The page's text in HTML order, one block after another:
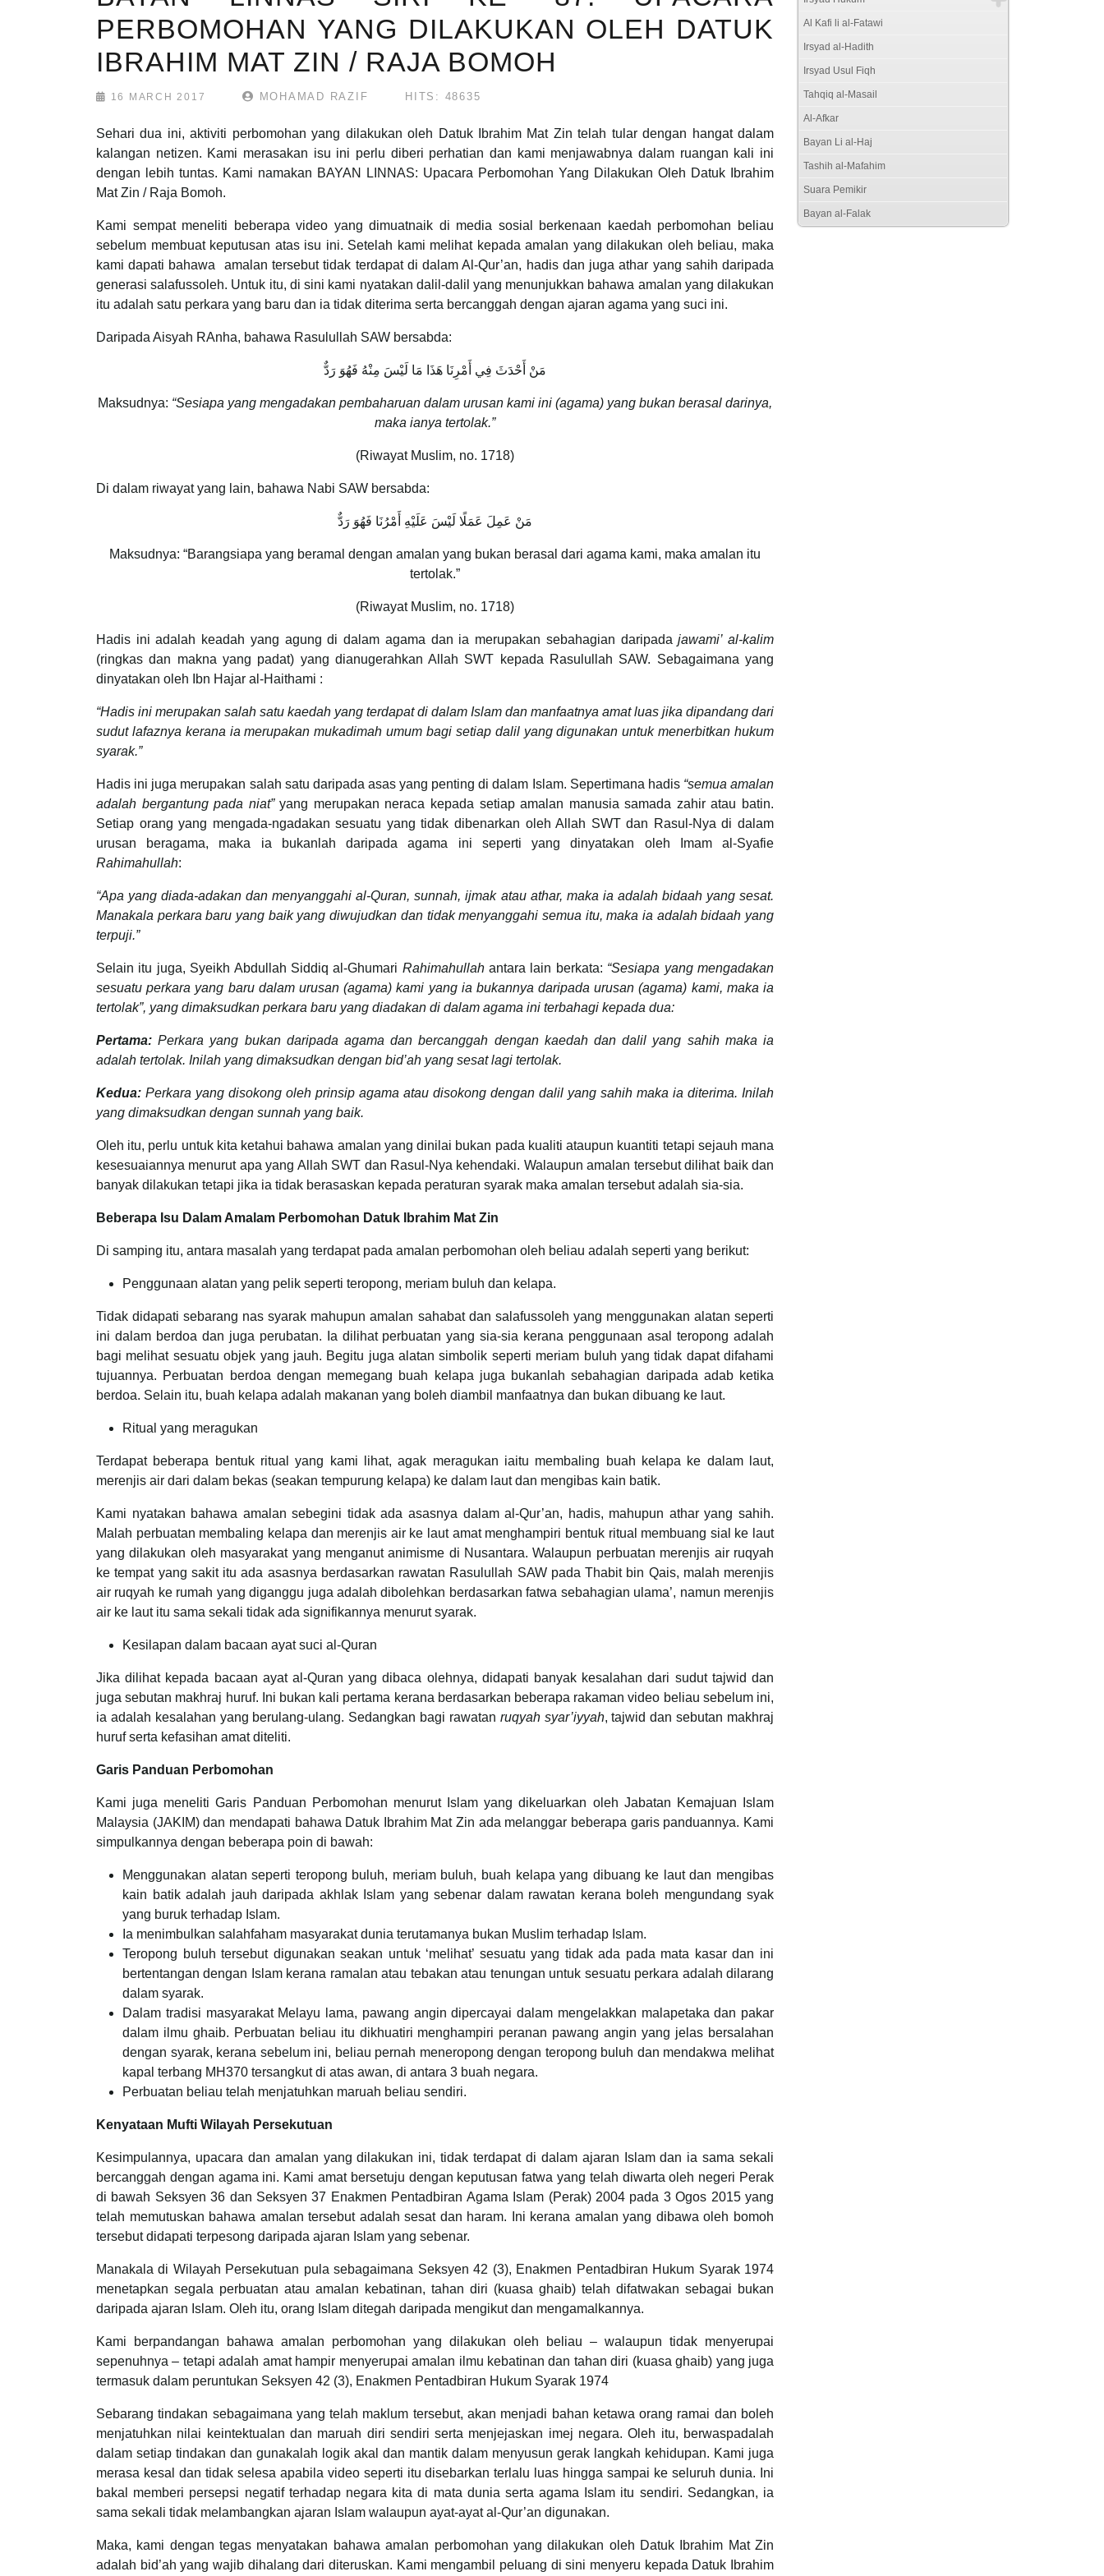
PERBOMOHAN YANG DILAKUKAN OLEH DATUK
IBRAHIM MAT ZIN / RAJA BOMOH
16 MARCH 2017 MOHAMAD RAZIF HITS: 48635
Sehari dua ini, aktiviti perbomohan yang dilakukan oleh Datuk Ibrahim Mat Zin telah tular dengan hangat dalam
kalangan netizen. Kami merasakan isu ini perlu diberi perhatian dan kami menjawabnya dalam ruangan kali ini
dengan lebih tuntas. Kami namakan BAYAN LINNAS: Upacara Perbomohan Yang Dilakukan Oleh Datuk Ibrahim
Mat Zin / Raja Bomoh.
Kami sempat meneliti beberapa video yang dimuatnaik di media sosial berkenaan kaedah perbomohan beliau
sebelum membuat keputusan atas isu ini. Setelah kami melihat kepada amalan yang dilakukan oleh beliau, maka
kami dapati bahawa amalan tersebut tidak terdapat di dalam Al-Qur’an, hadis dan juga athar yang sahih daripada
generasi salafussoleh. Untuk itu, di sini kami nyatakan dalil-dalil yang menunjukkan bahawa amalan yang dilakukan
itu adalah satu perkara yang baru dan ia tidak diterima serta bercanggah dengan ajaran agama yang suci ini.
Daripada Aisyah RAnha, bahawa Rasulullah SAW bersabda:
مَنْ أَحْدَثَ فِي أَمْرِنَا هَذَا مَا لَيْسَ مِنْهُ فَهُوَ رَدٌّ
Maksudnya: “Sesiapa yang mengadakan pembaharuan dalam urusan kami ini (agama) yang bukan berasal darinya,
maka ianya tertolak.”
(Riwayat Muslim, no. 1718)
Di dalam riwayat yang lain, bahawa Nabi SAW bersabda:
مَنْ عَمِلَ عَمَلًا لَيْسَ عَلَيْهِ أَمْرُنَا فَهُوَ رَدٌّ
Maksudnya: “Barangsiapa yang beramal dengan amalan yang bukan berasal dari agama kami, maka amalan itu
tertolak.”
(Riwayat Muslim, no. 1718)
Hadis ini adalah keadah yang agung di dalam agama dan ia merupakan sebahagian daripadajawami’ al-kalim
(ringkas dan makna yang padat) yang dianugerahkan Allah SWT kepada Rasulullah SAW. Sebagaimana yang
dinyatakan oleh Ibn Hajar al-Haithami :
“Hadis ini merupakan salah satu kaedah yang terdapat di dalam Islam dan manfaatnya amat luas jika dipandang dari
sudut lafaznya kerana ia merupakan mukadimah umum bagi setiap dalil yang digunakan untuk menerbitkan hukum
syarak.”
Hadis ini juga merupakan salah satu daripada asas yang penting di dalam Islam. Sepertimana hadis “semua amalan
adalah bergantung pada niat”yang merupakan neraca kepada setiap amalan manusia samada zahir atau batin.
Setiap orang yang mengada-ngadakan sesuatu yang tidak dibenarkan oleh Allah SWT dan Rasul-Nya di dalam
urusan beragama, maka ia bukanlah daripada agama ini seperti yang dinyatakan oleh Imam al-Syafie
Rahimahullah:
“Apa yang diada-adakan dan menyanggahi al-Quran, sunnah, ijmak atau athar, maka ia adalah bidaah yang sesat.
Manakala perkara baru yang baik yang diwujudkan dan tidak menyanggahi semua itu, maka ia adalah bidaah yang
terpuji.”
Selain itu juga, Syeikh Abdullah Siddiq al-Ghumari Rahimahullahantara lain berkata: “Sesiapa yang mengadakan
sesuatu perkara yang baru dalam urusan (agama) kami yang ia bukannya daripada urusan (agama) kami, maka ia
tertolak”, yang dimaksudkan perkara baru yang diadakan di dalam agama ini terbahagi kepada dua:
Pertama: Perkara yang bukan daripada agama dan bercanggah dengan kaedah dan dalil yang sahih maka ia
adalah tertolak. Inilah yang dimaksudkan dengan bid’ah yang sesat lagi tertolak.
Kedua: Perkara yang disokong oleh prinsip agama atau disokong dengan dalil yang sahih maka ia diterima. Inilah
yang dimaksudkan dengan sunnah yang baik.
Oleh itu, perlu untuk kita ketahui bahawa amalan yang dinilai bukan pada kualiti ataupun kuantiti tetapi sejauh mana
kesesuaiannya menurut apa yang Allah SWT dan Rasul-Nya kehendaki. Walaupun amalan tersebut dilihat baik dan
banyak dilakukan tetapi jika ia tidak berasaskan kepada peraturan syarak maka amalan tersebut adalah sia-sia.
Beberapa Isu Dalam Amalam Perbomohan Datuk Ibrahim Mat Zin
Di samping itu, antara masalah yang terdapat pada amalan perbomohan oleh beliau adalah seperti yang berikut:
Penggunaan alatan yang pelik seperti teropong, meriam buluh dan kelapa.
Tidak didapati sebarang nas syarak mahupun amalan sahabat dan salafussoleh yang menggunakan alatan seperti
ini dalam berdoa dan juga perubatan. Ia dilihat perbuatan yang sia-sia kerana penggunaan asal teropong adalah
bagi melihat sesuatu objek yang jauh. Begitu juga alatan simbolik seperti meriam buluh yang tidak dapat difahami
tujuannya. Perbuatan berdoa dengan memegang buah kelapa juga bukanlah sebahagian daripada adab ketika
berdoa. Selain itu, buah kelapa adalah makanan yang boleh diambil manfaatnya dan bukan dibuang ke laut.
Ritual yang meragukan
Terdapat beberapa bentuk ritual yang kami lihat, agak meragukan iaitu membaling buah kelapa ke dalam laut,
merenjis air dari dalam bekas (seakan tempurung kelapa) ke dalam laut dan mengibas kain batik.
Kami nyatakan bahawa amalan sebegini tidak ada asasnya dalam al-Qur’an, hadis, mahupun athar yang sahih.
Malah perbuatan membaling kelapa dan merenjis air ke laut amat menghampiri bentuk ritual membuang sial ke laut
yang dilakukan oleh masyarakat yang menganut animisme di Nusantara. Walaupun perbuatan merenjis air ruqyah
ke tempat yang sakit itu ada asasnya berdasarkan rawatan Rasulullah SAW pada Thabit bin Qais, malah merenjis
air ruqyah ke rumah yang diganggu juga adalah dibolehkan berdasarkan fatwa sebahagian ulama’, namun merenjis
air ke laut itu sama sekali tidak ada signifikannya menurut syarak.
Kesilapan dalam bacaan ayat suci al-Quran
Jika dilihat kepada bacaan ayat al-Quran yang dibaca olehnya, didapati banyak kesalahan dari sudut tajwid dan
juga sebutan makhraj huruf. Ini bukan kali pertama kerana berdasarkan beberapa rakaman video beliau sebelum ini,
ia adalah kesalahan yang berulang-ulang. Sedangkan bagi rawatan ruqyah syar’iyyah, tajwid dan sebutan makhraj
huruf serta kefasihan amat diteliti.
Garis Panduan Perbomohan
Kami juga meneliti Garis Panduan Perbomohan menurut Islam yang dikeluarkan oleh Jabatan Kemajuan Islam
Malaysia (JAKIM) dan mendapati bahawa Datuk Ibrahim Mat Zin ada melanggar beberapa garis panduannya. Kami
simpulkannya dengan beberapa poin di bawah:
Menggunakan alatan seperti teropong buluh, meriam buluh, buah kelapa yang dibuang ke laut dan mengibas
kain batik adalah jauh daripada akhlak Islam yang sebenar dalam rawatan kerana boleh mengundang syak
yang buruk terhadap Islam.
Ia menimbulkan salahfaham masyarakat dunia terutamanya bukan Muslim terhadap Islam.
Teropong buluh tersebut digunakan seakan untuk ‘melihat’ sesuatu yang tidak ada pada mata kasar dan ini
bertentangan dengan Islam kerana ramalan atau tebakan atau tenungan untuk sesuatu perkara adalah dilarang
dalam syarak.
Dalam tradisi masyarakat Melayu lama, pawang angin dipercayai dalam mengelakkan malapetaka dan pakar
dalam ilmu ghaib. Perbuatan beliau itu dikhuatiri menghampiri peranan pawang angin yang jelas bersalahan
dengan syarak, kerana sebelum ini, beliau pernah meneropong dengan teropong buluh dan mendakwa melihat
kapal terbang MH370 tersangkut di atas awan, di antara 3 buah negara.
Perbuatan beliau telah menjatuhkan maruah beliau sendiri.
Kenyataan Mufti Wilayah Persekutuan
Kesimpulannya, upacara dan amalan yang dilakukan ini, tidak terdapat di dalam ajaran Islam dan ia sama sekali
bercanggah dengan agama ini. Kami amat bersetuju dengan keputusan fatwa yang telah diwarta oleh negeri Perak
di bawah Seksyen 36 dan Seksyen 37 Enakmen Pentadbiran Agama Islam (Perak) 2004 pada 3 Ogos 2015 yang
telah memutuskan bahawa amalan tersebut adalah sesat dan haram. Ini kerana amalan yang dibawa oleh bomoh
tersebut didapati terpesong daripada ajaran Islam yang sebenar.
Manakala di Wilayah Persekutuan pula sebagaimana Seksyen 42 (3), Enakmen Pentadbiran Hukum Syarak 1974
menetapkan segala perbuatan atau amalan kebatinan, tahan diri (kuasa ghaib) telah difatwakan sebagai bukan
daripada ajaran Islam. Oleh itu, orang Islam ditegah daripada mengikut dan mengamalkannya.
Kami berpandangan bahawa amalan perbomohan yang dilakukan oleh beliau – walaupun tidak menyerupai
sepenuhnya – tetapi adalah amat hampir menyerupai amalan ilmu kebatinan dan tahan diri (kuasa ghaib) yang juga
termasuk dalam peruntukan Seksyen 42 (3), Enakmen Pentadbiran Hukum Syarak 1974
Sebarang tindakan sebagaimana yang telah maklum tersebut, akan menjadi bahan ketawa orang ramai dan boleh
menjatuhkan nilai keintektualan dan maruah diri sendiri serta menjejaskan imej negara. Oleh itu, berwaspadalah
dalam setiap tindakan dan gunakalah logik akal dan mantik dalam menyusun gerak langkah kehidupan. Kami juga
merasa kesal dan tidak selesa apabila video seperti itu disebarkan terlalu luas hingga sampai ke seluruh dunia. Ini
bakal memberi persepsi negatif terhadap negara kita di mata dunia serta agama Islam itu sendiri. Sedangkan, ia
sama sekali tidak melambangkan ajaran Islam walaupun ayat-ayat al-Qur’an digunakan.
Maka, kami dengan tegas menyatakan bahawa amalan perbomohan yang dilakukan oleh Datuk Ibrahim Mat Zin
adalah bid’ah yang wajib dihalang dari diteruskan. Kami mengambil peluang di sini menyeru kepada Datuk Ibrahim
Al Kafi li al-Fatawi
Irsyad al-Hadith
Irsyad Usul Fiqh
Tahqiq al-Masail
Al-Afkar
Bayan Li al-Haj
Tashih al-Mafahim
Suara Pemikir
Bayan al-Falak